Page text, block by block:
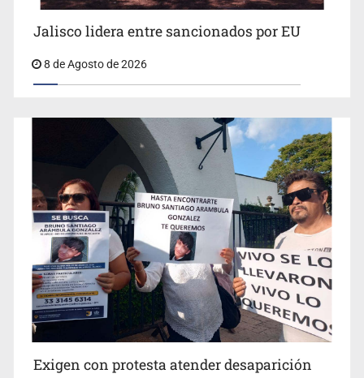
Concierto patrio costará 32.9 mdp
Jalisco lidera entre sancionados por EU
8 de Agosto de 2026
Exigen con protesta atender desaparición